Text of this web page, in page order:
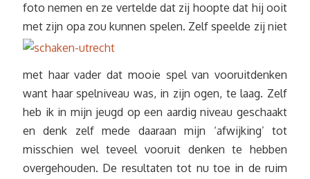
foto nemen en ze vertelde dat zij hoopte dat hij ooit
met zijn opa zou kunnen spelen. Zelf speelde zij niet
met haar vader dat mooie spel van vooruitdenken
want haar spelniveau was, in zijn ogen, te laag. Zelf
heb ik in mijn jeugd op een aardig niveau geschaakt
en denk zelf mede daaraan mijn ‘afwijking’ tot
misschien wel teveel vooruit denken te hebben
overgehouden. De resultaten tot nu toe in de ruim